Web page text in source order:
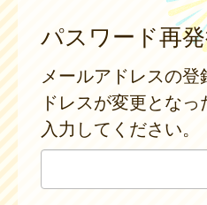
パスワード再
メールアドレスの
ドレスが変更とな
入力してください。